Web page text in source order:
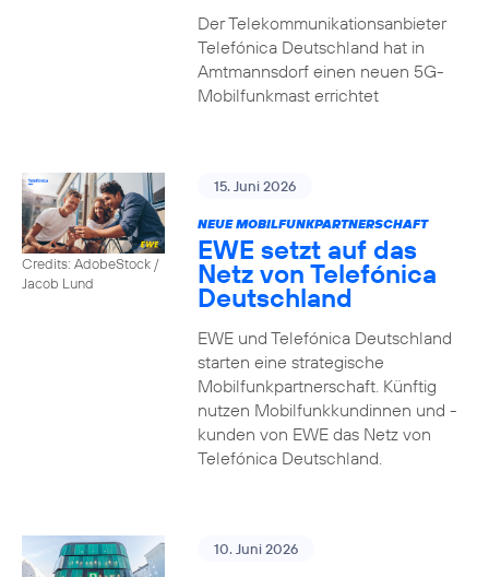
Der Telekommunikationsanbieter
Telefónica Deutschland hat in
Amtmannsdorf einen neuen 5G-
Mobilfunkmast errichtet
Credits: AdobeStock /
Jacob Lund
15. Juni 2026
NEUE MOBILFUNKPARTNERSCHAFT
EWE setzt auf das
Netz von Telefónica
Deutschland
EWE und Telefónica Deutschland
starten eine strategische
Mobilfunkpartnerschaft. Künftig
nutzen Mobilfunkkundinnen und -
kunden von EWE das Netz von
Telefónica Deutschland.
10. Juni 2026